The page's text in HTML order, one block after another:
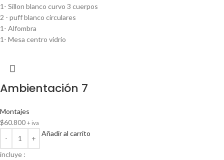
1- Sillon blanco curvo 3 cuerpos
2 - puff blanco circulares
1- Alfombra
1- Mesa centro vidrio
Ambientación 7
Montajes
$60.800 + iva
Añadir al carrito
incluye :